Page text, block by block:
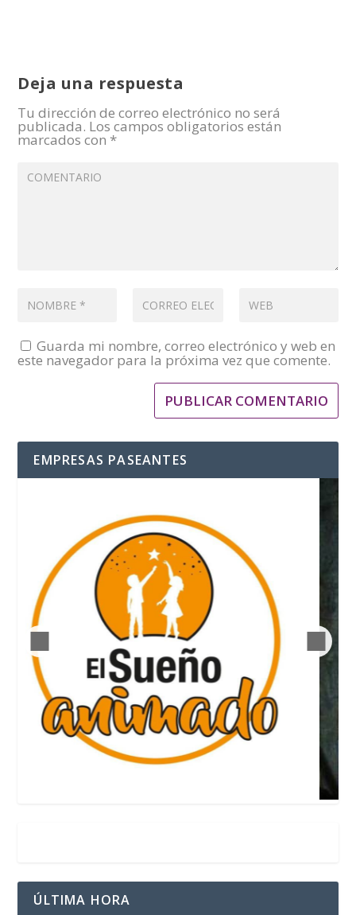
Deja una respuesta
Tu dirección de correo electrónico no será
publicada. Los campos obligatorios están
marcados con *
Guarda mi nombre, correo electrónico y web en
este navegador para la próxima vez que comente.
EMPRESAS PASEANTES
ÚLTIMA HORA